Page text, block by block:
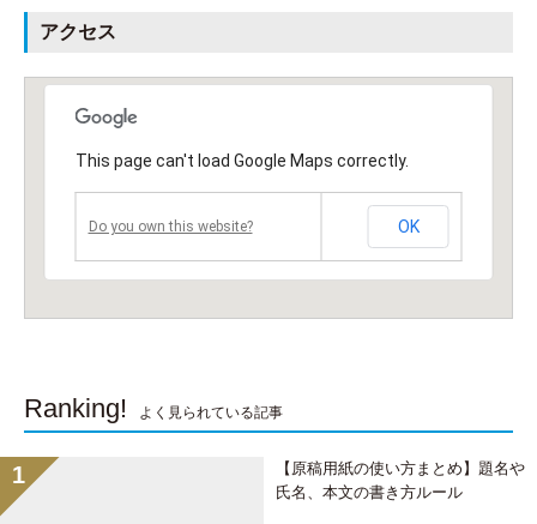
アクセス
This page can't load Google Maps correctly.
Do you own this website? OK
Ranking! よく見られている記事
【原稿用紙の使い方まとめ】題名や
氏名、本文の書き方ルール